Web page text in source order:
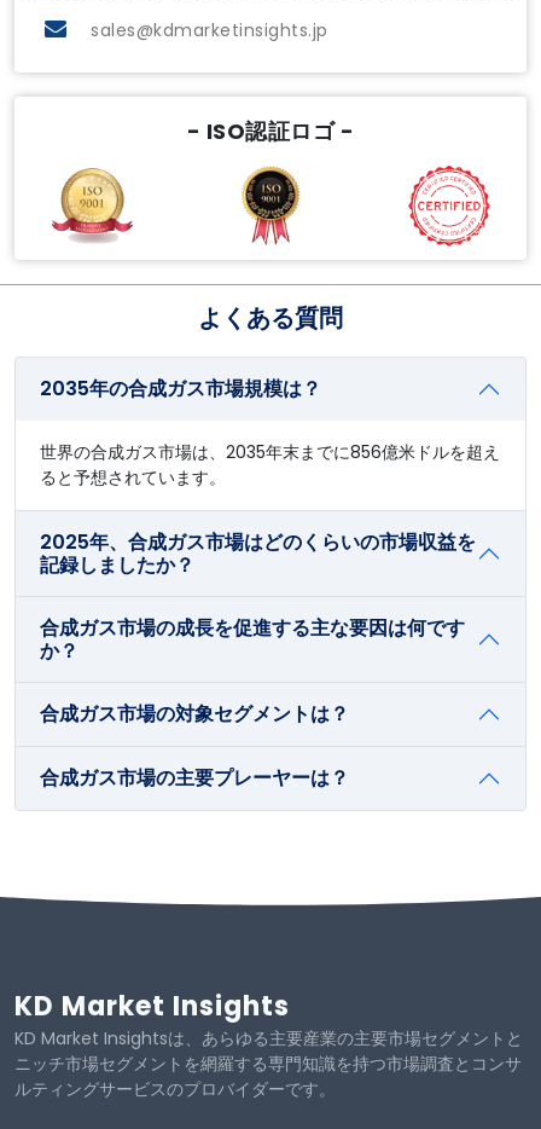
sales@kdmarketinsights.jp
- ISO認証ロゴ -
よくある質問
2035年の合成ガス市場規模は？
世界の合成ガス市場は、2035年末までに856億米ドルを超え
ると予想されています。
2025年、合成ガス市場はどのくらいの市場収益を
記録しましたか？
合成ガス市場の成長を促進する主な要因は何です
か？
合成ガス市場の対象セグメントは？
合成ガス市場の主要プレーヤーは？
KD Market Insights
KD Market Insightsは、あらゆる主要産業の主要市場セグメントと
ニッチ市場セグメントを網羅する専門知識を持つ市場調査とコンサ
ルティングサービスのプロバイダーです。